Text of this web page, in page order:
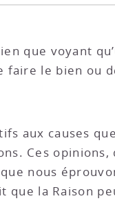
que voyant
faire le bien ou
aux causes
Ces
nous
que la Raison